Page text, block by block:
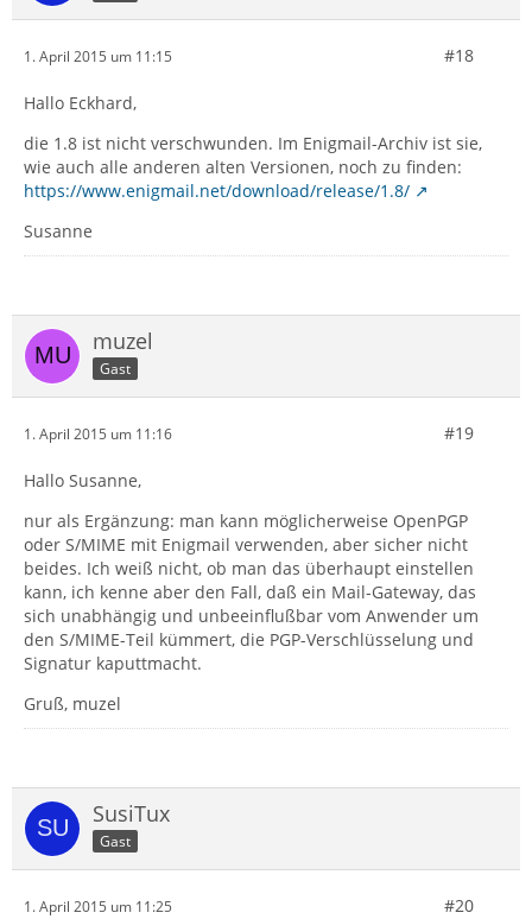
1. April 2015 um 11:15 #18
Hallo Eckhard,
die 1.8 ist nicht verschwunden. Im Enigmail-Archiv ist sie,
wie auch alle anderen alten Versionen, noch zu finden:
https://www.enigmail.net/download/release/1.8/
Susanne
muzel
Gast
1. April 2015 um 11:16 #19
Hallo Susanne,
nur als Ergänzung: man kann möglicherweise OpenPGP
oder S/MIME mit Enigmail verwenden, aber sicher nicht
beides. Ich weiß nicht, ob man das überhaupt einstellen
kann, ich kenne aber den Fall, daß ein Mail-Gateway, das
sich unabhängig und unbeeinflußbar vom Anwender um
den S/MIME-Teil kümmert, die PGP-Verschlüsselung und
Signatur kaputtmacht.
Gruß, muzel
SusiTux
Gast
1. April 2015 um 11:25 #20